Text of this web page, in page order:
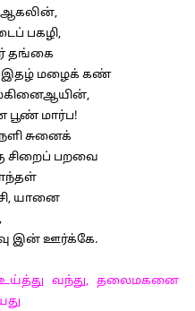
ஆகலின்,
பகழி,
தங்கை
மழைக் கண்
மார்ப!
சுனைக்
சிறைப் பறவை
யானை
இன் ஊர்க்கே.
வந்து, தலைமகனை